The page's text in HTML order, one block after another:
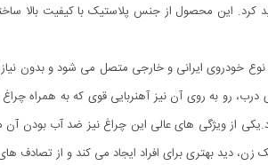
کرد. این محصول از جنس پلاستیک با کیفیت بالا
خودروی ایرانی و خارجی متصل می شود و بدون
رو به روی آن نیز آهنربایی قوی که به همراه
از ویژگی های عالی این چراغ نیز ضد آب بودن
دید بهتری برای افراد ایجاد می کند و از تصادف